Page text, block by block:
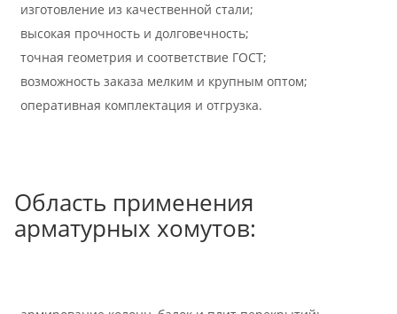
изготовление из качественной стали;
высокая прочность и долговечность;
точная геометрия и соответствие ГОСТ;
возможность заказа мелким и крупным оптом;
оперативная комплектация и отгрузка.
Область применения
арматурных хомутов: